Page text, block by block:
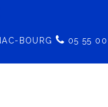
BOURG
05 55 00